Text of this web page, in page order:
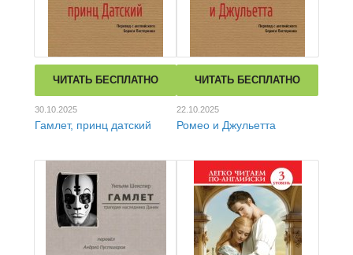
ЧИТАТЬ БЕСПЛАТНО
30.10.2025
Гамлет, принц датский
ЧИТАТЬ БЕСПЛАТНО
22.10.2025
Ромео и Джульетта